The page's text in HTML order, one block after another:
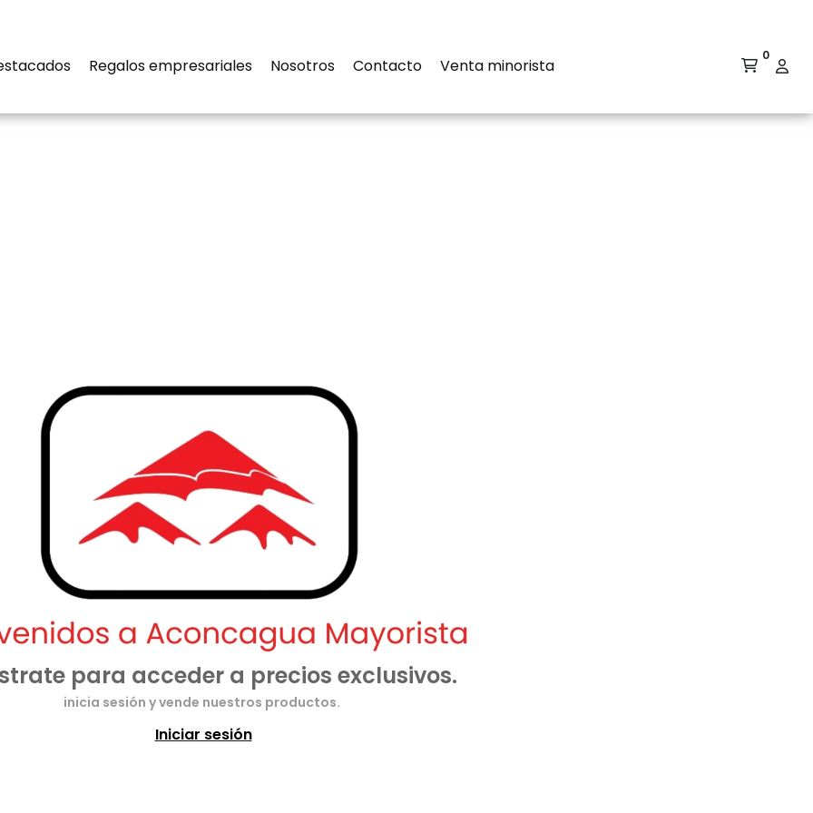
Regalos empresariales Nosotros Contacto Venta minorista
0
para acceder a precios exclusivos.
inicia sesión y vende nuestros productos.
Iniciar sesión